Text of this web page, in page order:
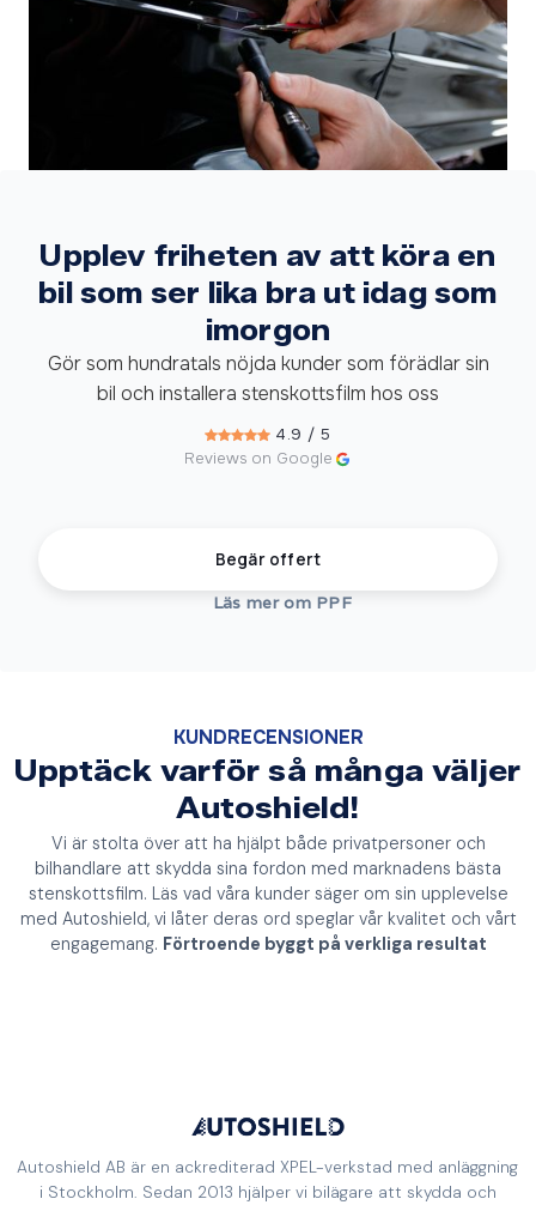
Upplev friheten av att köra en
bil som ser lika bra ut idag som
imorgon
Gör som hundratals nöjda kunder som förädlar sin
bil och installera stenskottsfilm hos oss
4.9 / 5
Reviews on Google
Begär offert
Läs mer om PPF
KUNDRECENSIONER
Upptäck varför så många väljer
Autoshield!
Vi är stolta över att ha hjälpt både privatpersoner och
bilhandlare att skydda sina fordon med marknadens bästa
stenskottsfilm. Läs vad våra kunder säger om sin upplevelse
med Autoshield, vi låter deras ord speglar vår kvalitet och vårt
engagemang. Förtroende byggt på verkliga resultat
Autoshield AB är en ackrediterad XPEL-verkstad med anläggning
i Stockholm. Sedan 2013 hjälper vi bilägare att skydda och